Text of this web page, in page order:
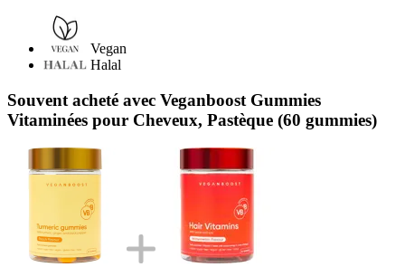
Vegan
Halal
Souvent acheté avec Veganboost Gummies
Vitaminées pour Cheveux, Pastèque (60 gummies)